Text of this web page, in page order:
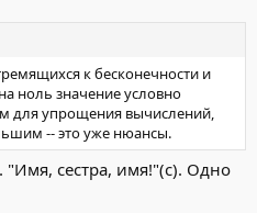
к бесконечности и
ноль значение условно
для упрощения вычислений,
-- это уже нюансы.
"Имя, сестра, имя!"(с). Одно